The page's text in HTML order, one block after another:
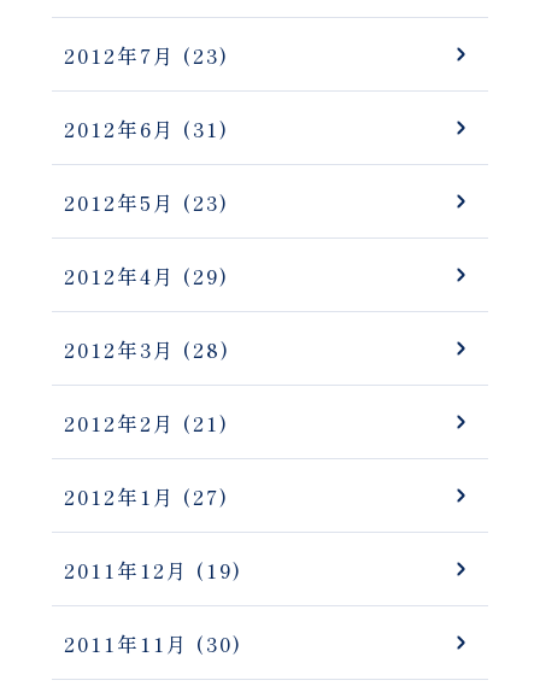
2012年7月 (23)
2012年6月 (31)
2012年5月 (23)
2012年4月 (29)
2012年3月 (28)
2012年2月 (21)
2012年1月 (27)
2011年12月 (19)
2011年11月 (30)